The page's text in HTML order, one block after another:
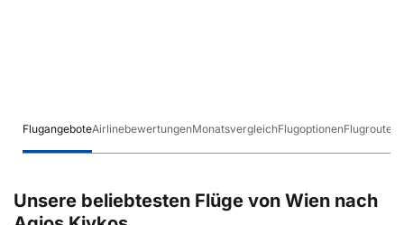
FlugangeboteAirlinebewertungenMonatsvergleichFlugoptionenFlugrouten
Unsere beliebtesten Flüge von Wien nach